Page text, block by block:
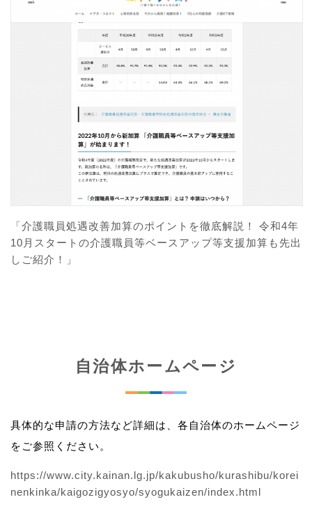
「介護職員処遇改善加算のポイントを徹底解説！ 令和4年
10月スタートの介護職員等ベースアップ等支援加算も先出
しご紹介！」
自治体ホームページ
具体的な申請の方法など詳細は、各自治体のホームページ
をご参照ください。
https://www.city.kainan.lg.jp/kakubusho/kurashibu/korei
nenkinka/kaigozigyosyo/syogukaizen/index.html